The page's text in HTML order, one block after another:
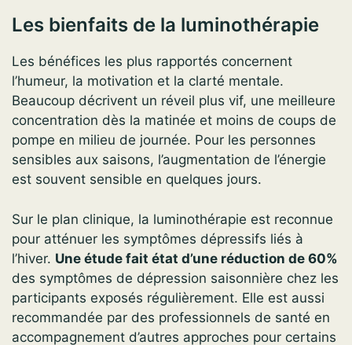
Les bienfaits de la luminothérapie
Les bénéfices les plus rapportés concernent
l’humeur, la motivation et la clarté mentale.
Beaucoup décrivent un réveil plus vif, une meilleure
concentration dès la matinée et moins de coups de
pompe en milieu de journée. Pour les personnes
sensibles aux saisons, l’augmentation de l’énergie
est souvent sensible en quelques jours.
Sur le plan clinique, la luminothérapie est reconnue
pour atténuer les symptômes dépressifs liés à
l’hiver. Une étude fait état d’une réduction de 60%
des symptômes de dépression saisonnière chez les
participants exposés régulièrement. Elle est aussi
recommandée par des professionnels de santé en
accompagnement d’autres approches pour certains